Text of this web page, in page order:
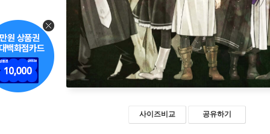
사이즈비교 공유하기